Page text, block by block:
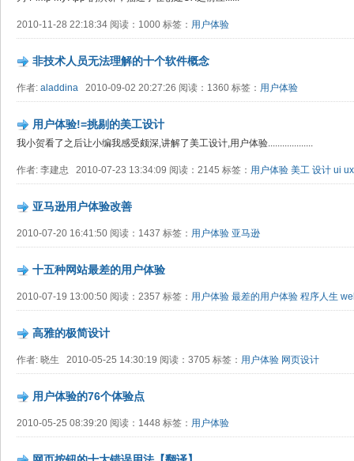
2010-11-28 22:18:34 阅读：1000 标签： 用户体验
非技术人员无法理解的十个软件概念
作者: aladdina 2010-09-02 20:27:26 阅读：1360 标签： 用户体验
用户体验!=挑剔的美工设计
我小贺看了之后让小编我感受颇深,讲解了美工设计,用户体验...................
作者: 李建忠 2010-07-23 13:34:09 阅读：2145 标签： 用户体验 美工 设计 ui ux
亚马逊用户体验改善
2010-07-20 16:41:50 阅读：1437 标签： 用户体验 亚马逊
十五种网站最差的用户体验
2010-07-19 13:00:50 阅读：2357 标签： 用户体验 最差的用户体验 程序人生
高雅的极简设计
作者: 晓生 2010-05-25 14:30:19 阅读：3705 标签： 用户体验 网页设计
用户体验的76个体验点
2010-05-25 08:39:20 阅读：1448 标签： 用户体验